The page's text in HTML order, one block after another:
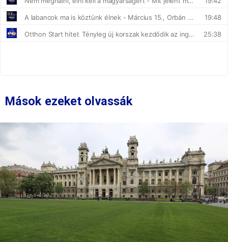
Mások ezeket olvassák